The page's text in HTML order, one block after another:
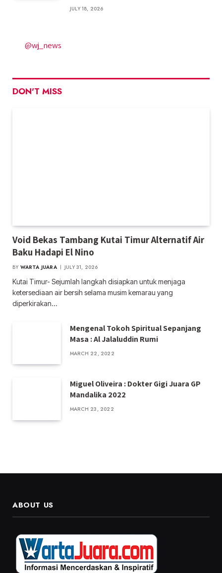
JULY 18, 2026
@wj_news
DON'T MISS
Void Bekas Tambang Kutai Timur Alternatif Air
Baku Hadapi El Nino
BY WARTA JUARA JULY 31, 2026
Kutai Timur- Sejumlah langkah disiapkan untuk menjaga
ketersediaan air bersih selama musim kemarau yang
diperkirakan…
Mengenal Tokoh Spiritual Sepanjang
Masa : Al Jalaluddin Rumi
MARCH 22, 2022
Miguel Oliveira : Dokter Gigi Juara GP
Mandalika 2022
MARCH 23, 2022
ABOUT US